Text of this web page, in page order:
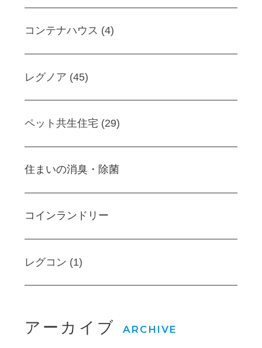
コンテナハウス (4)
レグノア (45)
ペット共生住宅 (29)
住まいの消臭・除菌
コインランドリー
レグコン (1)
アーカイブ ARCHIVE